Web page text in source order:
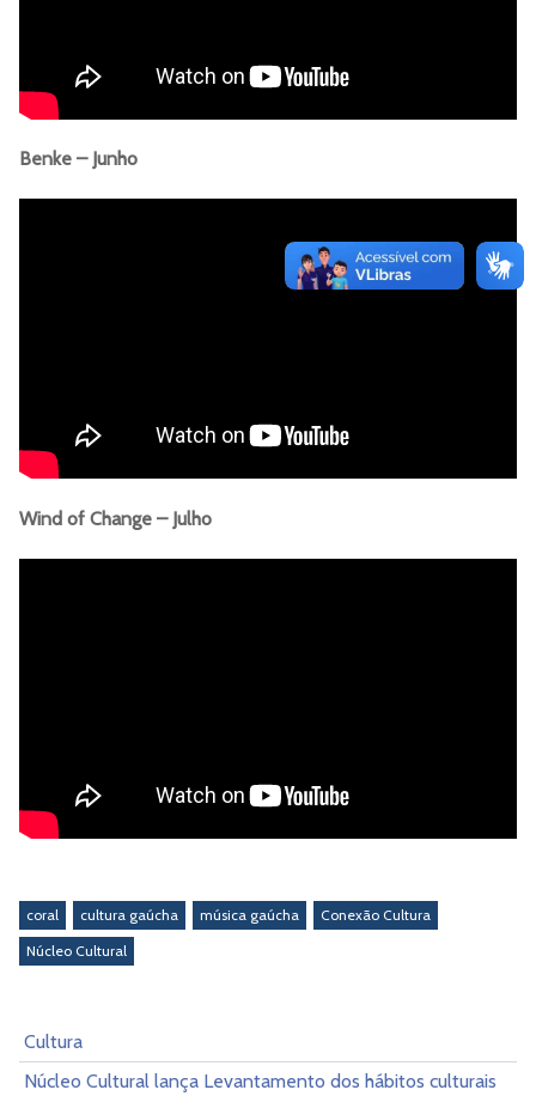
Benke – Junho
Wind of Change – Julho
coral cultura gaúcha música gaúcha
Conexão Cultura
Núcleo Cultural
Cultura
Núcleo Cultural lança Levantamento dos hábitos culturais